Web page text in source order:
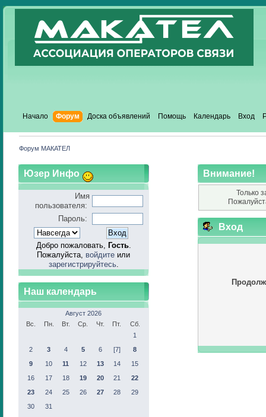
Начало Форум Доска объявлений Помощь Календарь Вход
Форум МАКАТЕЛ
Юзер Инфо
Имя
пользователя:
Пароль:
Добро пожаловать, Гость.
Пожалуйста, войдите или
зарегистрируйтесь.
Наш календарь
Август 2026
Вс.
Пн. Вт. Ср. Чт. Пт.
Сб.
1
2
3 4 5 6 [7]
8
9
10 11 12 13 14
15
16
17 18 19 20 21
22
23
24 25 26 27 28
29
30
31
Внимание!
Только
Вход